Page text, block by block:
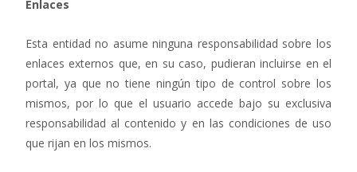
Enlaces
Esta entidad no asume ninguna responsabilidad sobre los
enlaces externos que, en su caso, pudieran incluirse en el
portal, ya que no tiene ningún tipo de control sobre los
mismos, por lo que el usuario accede bajo su exclusiva
responsabilidad al contenido y en las condiciones de uso
que rijan en los mismos.